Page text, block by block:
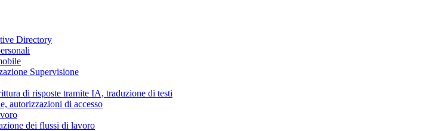
Directory
Supervisione
di risposte tramite IA, traduzione di testi
autorizzazioni di accesso
dei flussi di lavoro